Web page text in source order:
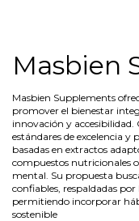
Masbien
Masbien Supplements
promover el bienestar
innovación y accesibilidad.
estándares de excelencia
basadas en extractos
compuestos nutricionales
mental. Su propuesta
confiables, respaldadas por
permitiendo incorporar
sostenible